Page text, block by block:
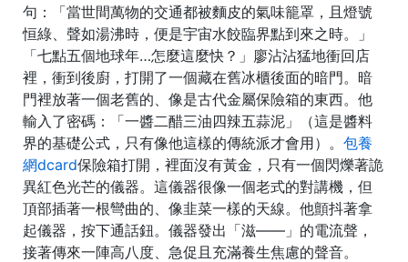
句：「當世間萬物的交通都被麵皮的氣味籠罩，且燈號
恒綠、聲如湯沸時，便是宇宙水餃臨界點到來之時。」
「七點五個地球年…怎麼這麼快？」廖沾沾猛地衝回店
裡，衝到後廚，打開了一個藏在舊冰櫃後面的暗門。暗
門裡放著一個老舊的、像是古代金屬保險箱的東西。他
輸入了密碼：「一醬二醋三油四辣五蒜泥」（這是醬料
界的基礎公式，只有像他這樣的傳統派才會用）。 包養
網dcard保險箱打開，裡面沒有黃金，只有一個閃爍著詭
異紅色光芒的儀器。這儀器很像一個老式的對講機，但
頂部插著一根彎曲的、像韭菜一樣的天線。他顫抖著拿
起儀器，按下通話鈕。儀器發出「滋——」的電流聲，
接著傳來一陣高八度、急促且充滿養生焦慮的聲音。